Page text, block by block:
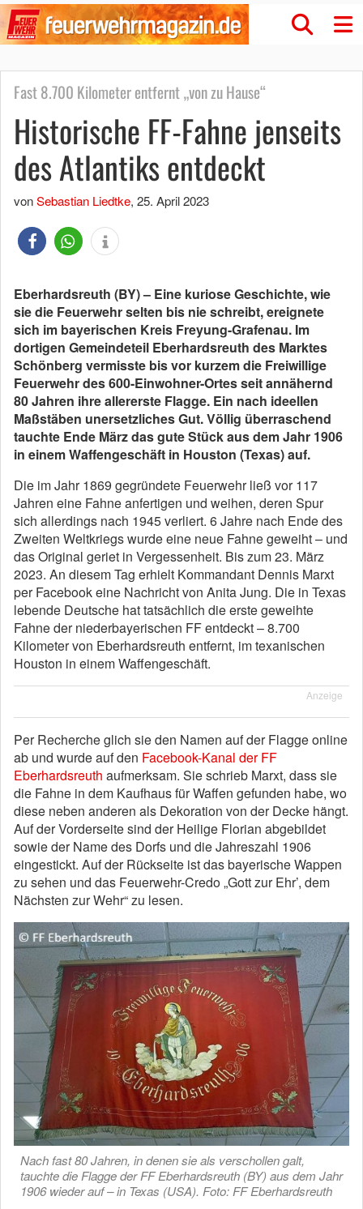
Fast 8.700 Kilometer entfernt „von zu Hause“
Historische FF-Fahne jenseits
des Atlantiks entdeckt
vonSebastian Liedtke, 25. April 2023
Eberhardsreuth (BY) – Eine kuriose Geschichte, wie
sie die Feuerwehr selten bis nie schreibt, ereignete
sich im bayerischen Kreis Freyung-Grafenau. Im
dortigen Gemeindeteil Eberhardsreuth des Marktes
Schönberg vermisste bis vor kurzem die Freiwillige
Feuerwehr des 600-Einwohner-Ortes seit annähernd
80 Jahren ihre allererste Flagge. Ein nach ideellen
Maßstäben unersetzliches Gut. Völlig überraschend
tauchte Ende März das gute Stück aus dem Jahr 1906
in einem Waffengeschäft in Houston (Texas) auf.
Die im Jahr 1869 gegründete Feuerwehr ließ vor 117
Jahren eine Fahne anfertigen und weihen, deren Spur
sich allerdings nach 1945 verliert. 6 Jahre nach Ende des
Zweiten Weltkriegs wurde eine neue Fahne geweiht – und
das Original geriet in Vergessenheit. Bis zum 23. März
2023. An diesem Tag erhielt Kommandant Dennis Marxt
per Facebook eine Nachricht von Anita Jung. Die in Texas
lebende Deutsche hat tatsächlich die erste geweihte
Fahne der niederbayerischen FF entdeckt – 8.700
Kilometer von Eberhardsreuth entfernt, im texanischen
Houston in einem Waffengeschäft.
Anzeige
Per Recherche glich sie den Namen auf der Flagge online
ab und wurde auf den Facebook-Kanal der FF
Eberhardsreuth aufmerksam. Sie schrieb Marxt, dass sie
die Fahne in dem Kaufhaus für Waffen gefunden habe, wo
diese neben anderen als Dekoration von der Decke hängt.
Auf der Vorderseite sind der Heilige Florian abgebildet
sowie der Name des Dorfs und die Jahreszahl 1906
eingestickt. Auf der Rückseite ist das bayerische Wappen
zu sehen und das Feuerwehr-Credo „Gott zur Ehr’, dem
Nächsten zur Wehr“ zu lesen.
Nach fast 80 Jahren, in denen sie als verschollen galt,
tauchte die Flagge der FF Eberhardsreuth (BY) aus dem Jahr
1906 wieder auf – in Texas (USA). Foto: FF Eberhardsreuth